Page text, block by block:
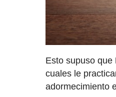
Esto supuso que
cuales le
adormecimiento